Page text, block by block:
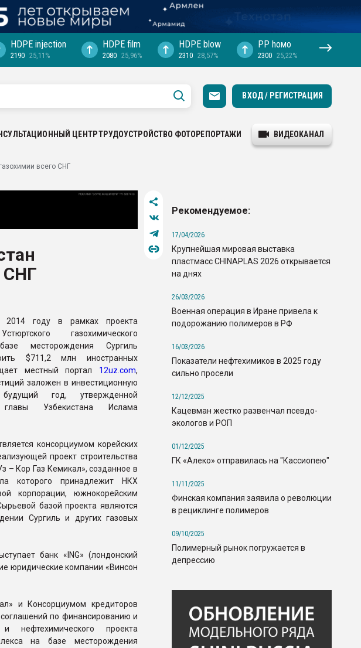
HDPE injection
2190 25,11%
HDPE film
2080 25,96%
HDPE blow
2310 28,57%
PP hомо
2300 25,22%
ВХОД / РЕГИСТРАЦИЯ
ЦЕНТРТРУДОУСТРОЙСТВО ФОТОРЕПОРТАЖИ ВИДЕОКАНАЛ
всего СНГ
СНГ
2014 году в рамках проекта
газохимического
месторождения Сургиль
$711,2 млн иностранных
местный портал 12uz.com,
заложен в инвестиционную
год, утвержденной
главы Узбекистана Ислама
консорциумом корейских
проект строительства
– Кор Газ Кемикал», созданное в
которого принадлежит НКХ
корпорации, южнокорейским
базой проекта являются
Сургиль и других газовых
банк «ING» (лондонский
юридические компании «Винсон
и Консорциумом кредиторов
по финансированию и
и нефтехимического проекта
на базе месторождения
Рекомендуемое:
17/04/2026
Крупнейшая мировая выставка
пластмасс CHINAPLAS 2026 открывается
на днях
26/03/2026
Военная операция в Иране привела к
подорожанию полимеров в РФ
16/03/2026
Показатели нефтехимиков в 2025 году
сильно просели
12/12/2025
Кацевман жестко развенчал псевдо-
экологов и РОП
01/12/2025
ГК «Алеко» отправилась на "Кассиопею"
11/11/2025
Финская компания заявила о революции
в рециклинге полимеров
09/10/2025
Полимерный рынок погружается в
депрессию